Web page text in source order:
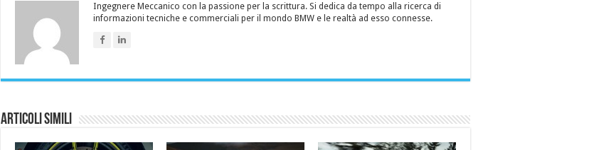
Ingegnere Meccanico con la passione per la scrittura. Si dedica da tempo alla ricerca di
informazioni tecniche e commerciali per il mondo BMW e le realtà ad esso connesse.
Articoli simili